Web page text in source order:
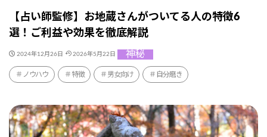
【占い師監修】お地蔵さんがついてる人の特徴6
選！ご利益や効果を徹底解説
2024年12月26日 2026年5月22日 神秘
ノウハウ 特徴 男女向け 自分磨き